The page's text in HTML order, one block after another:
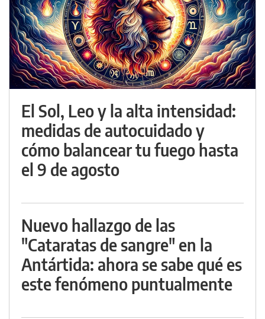
El Sol, Leo y la alta intensidad:
medidas de autocuidado y
cómo balancear tu fuego hasta
el 9 de agosto
Nuevo hallazgo de las
"Cataratas de sangre" en la
Antártida: ahora se sabe qué es
este fenómeno puntualmente